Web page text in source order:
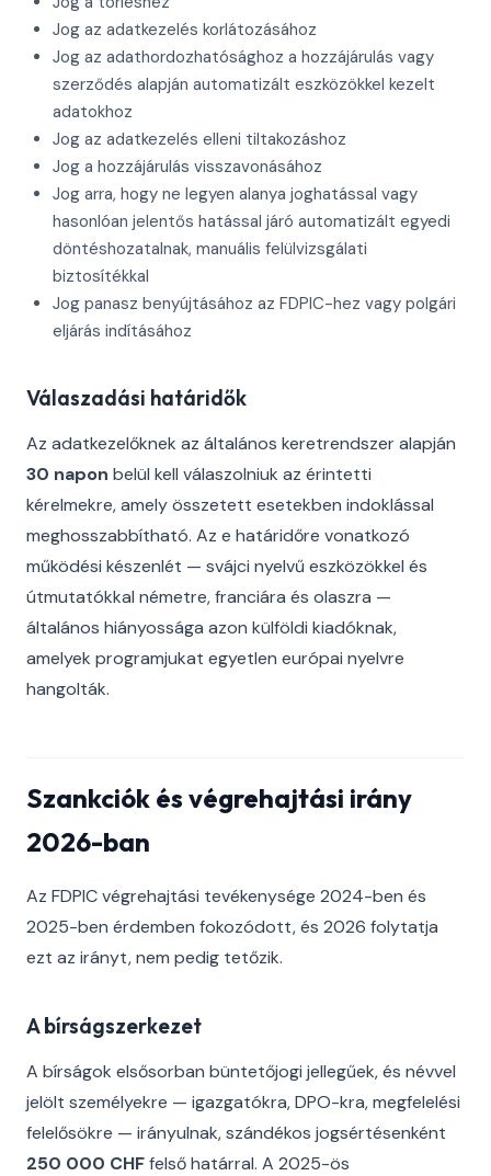
Jog az adatkezelés korlátozásához
Jog az adathordozhatósághoz a hozzájárulás vagy
szerződés alapján automatizált eszközökkel kezelt
adatokhoz
Jog az adatkezelés elleni tiltakozáshoz
Jog a hozzájárulás visszavonásához
Jog arra, hogy ne legyen alanya joghatással vagy
hasonlóan jelentős hatással járó automatizált egyedi
döntéshozatalnak, manuális felülvizsgálati
biztosítékkal
Jog panasz benyújtásához az FDPIC-hez vagy polgári
eljárás indításához
Válaszadási határidők
Az adatkezelőknek az általános keretrendszer alapján
30 napon belül kell válaszolniuk az érintetti
kérelmekre, amely összetett esetekben indoklással
meghosszabbítható. Az e határidőre vonatkozó
működési készenlét — svájci nyelvű eszközökkel és
útmutatókkal németre, franciára és olaszra —
általános hiányossága azon külföldi kiadóknak,
amelyek programjukat egyetlen európai nyelvre
hangolták.
Szankciók és végrehajtási irány
2026-ban
Az FDPIC végrehajtási tevékenysége 2024-ben és
2025-ben érdemben fokozódott, és 2026 folytatja
ezt az irányt, nem pedig tetőzik.
A bírságszerkezet
A bírságok elsősorban büntetőjogi jellegűek, és névvel
jelölt személyekre — igazgatókra, DPO-kra, megfelelési
felelősökre — irányulnak, szándékos jogsértésenként
250 000 CHFfelső határral. A 2025-ös